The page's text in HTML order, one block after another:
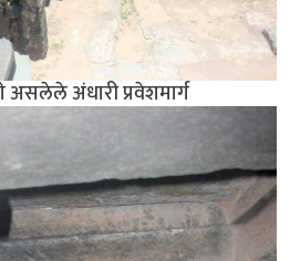
अंधारी प्रवेशमार्ग